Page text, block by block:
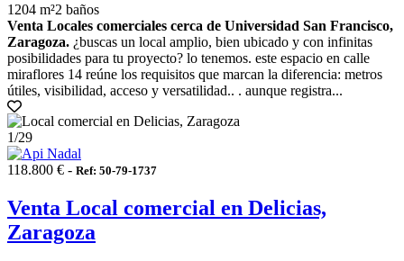
1204 m²2 baños
Venta Locales comerciales cerca de Universidad San Francisco,
Zaragoza. ¿buscas un local amplio, bien ubicado y con infinitas
posibilidades para tu proyecto? lo tenemos. este espacio en calle
miraflores 14 reúne los requisitos que marcan la diferencia: metros
útiles, visibilidad, acceso y versatilidad.. . aunque registra...
1/29
118.800 € - Ref: 50-79-1737
Venta Local comercial en Delicias,
Zaragoza